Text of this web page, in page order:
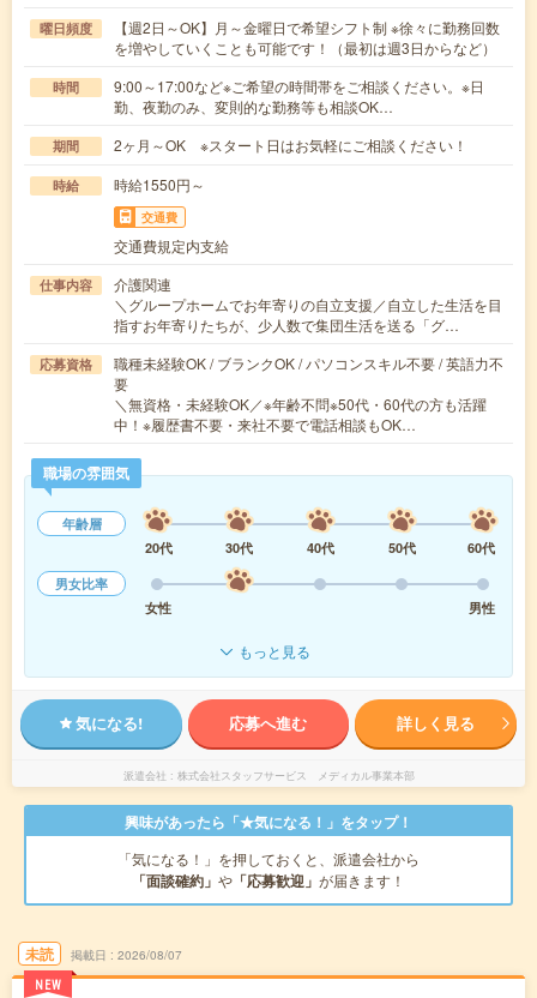
曜日頻度
【週2日～OK】月～金曜日で希望シフト制 ※徐々に勤務回数
を増やしていくことも可能です！（最初は週3日からなど）
時間
9:00～17:00など※ご希望の時間帯をご相談ください。※日
勤、夜勤のみ、変則的な勤務等も相談OK…
期間 2ヶ月～OK ※スタート日はお気軽にご相談ください！
時給 時給1550円～
交通費
交通費規定内支給
仕事内容
介護関連
＼グループホームでお年寄りの自立支援／自立した生活を目
指すお年寄りたちが、少人数で集団生活を送る「グ…
応募資格
職種未経験OK / ブランクOK / パソコンスキル不要 / 英語力不
要
＼無資格・未経験OK／※年齢不問※50代・60代の方も活躍
中！※履歴書不要・来社不要で電話相談もOK…
職場の雰囲気
年齢層
20代
30代 40代 50代
60代
男女比率
女性
男性
もっと見る
気になる! 応募へ進む 詳しく見る
派遣会社 株式会社スタッフサービス メディカル事業本部
興味があったら「★気になる！」をタップ！
「気になる！」を押しておくと、派遣会社から
「面談確約」 や 「応募歓迎」 が届きます！
未読
NEW
掲載日 2026/08/07